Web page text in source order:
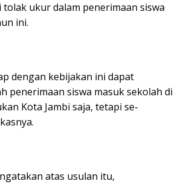
tolak ukur dalam penerimaan siswa
ini.
dengan kebijakan ini dapat
penerimaan siswa masuk sekolah di
Kota Jambi saja, tetapi se-
atas usulan itu,